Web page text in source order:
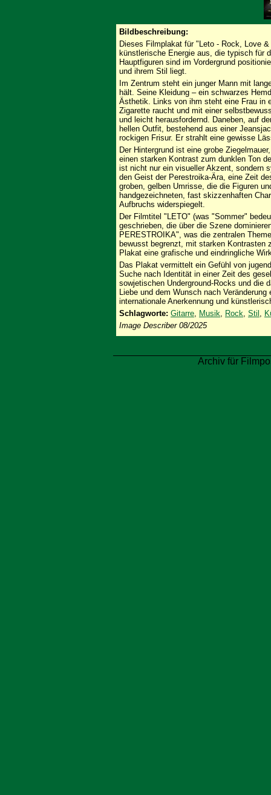
Bildbeschreibung:
Dieses Filmplakat für "Leto - Rock, Love
künstlerische Energie aus, die typisch für
Hauptfiguren sind im Vordergrund
und ihrem Stil liegt.
Im Zentrum steht ein junger Mann mit
hält. Seine Kleidung – ein schwarzes
Ästhetik. Links von ihm steht eine Frau in
Zigarette raucht und mit einer
und leicht herausfordernd. Daneben, auf
hellen Outfit, bestehend aus einer
rockigen Frisur. Er strahlt eine gewisse
Der Hintergrund ist eine grobe
einen starken Kontrast zum dunklen Ton
ist nicht nur ein visueller Akzent, sondern
den Geist der Perestroika-Ära, eine Zeit
groben, gelben Umrisse, die die Figuren
handgezeichneten, fast skizzenhaften
Aufbruchs widerspiegelt.
Der Filmtitel "LETO" (was "Sommer"
geschrieben, die über die Szene
PERESTROIKA", was die zentralen
bewusst begrenzt, mit starken
Plakat eine grafische und eindringliche
Das Plakat vermittelt ein Gefühl von
Suche nach Identität in einer Zeit des
sowjetischen Underground-Rocks und die
Liebe und dem Wunsch nach
internationale Anerkennung und
Schlagworte: Gitarre, Musik, Rock, Stil ,
Image Describer 08/2025
Archiv für